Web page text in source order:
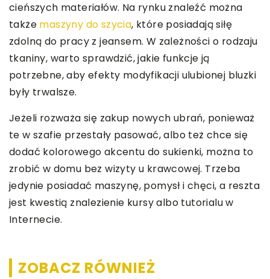
cieńszych materiałów. Na rynku znaleźć można
także maszyny do szycia, które posiadają siłę
zdolną do pracy z jeansem. W zależności o rodzaju
tkaniny, warto sprawdzić, jakie funkcje ją
potrzebne, aby efekty modyfikacji ulubionej bluzki
były trwalsze.
Jeżeli rozważa się zakup nowych ubrań, ponieważ
te w szafie przestały pasować, albo też chce się
dodać kolorowego akcentu do sukienki, można to
zrobić w domu bez wizyty u krawcowej. Trzeba
jedynie posiadać maszynę, pomysł i chęci, a reszta
jest kwestią znalezienie kursy albo tutorialu w
Internecie.
ZOBACZ RÓWNIEŻ